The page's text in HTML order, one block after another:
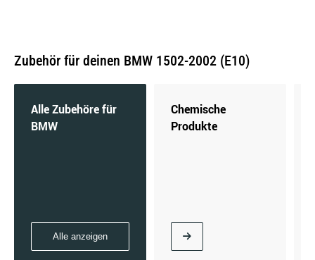
07/1975
Zubehör für deinen BMW 1502-2002 (E10)
Alle Zubehöre für
BMW
Alle anzeigen
Chemische
Produkte